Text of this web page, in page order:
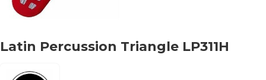
Latin Percussion Triangle LP311H